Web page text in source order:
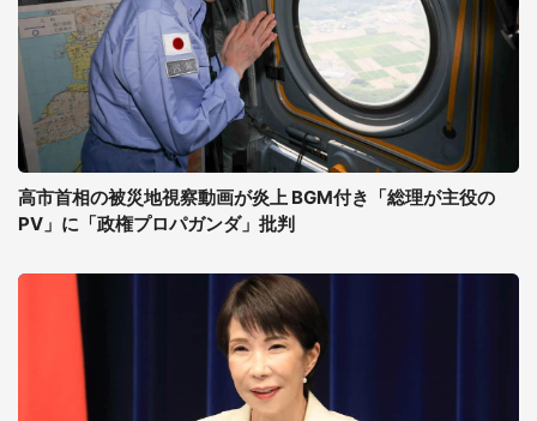
高市首相の被災地視察動画が炎上 BGM付き「総理が主役の
PV」に「政権プロパガンダ」批判